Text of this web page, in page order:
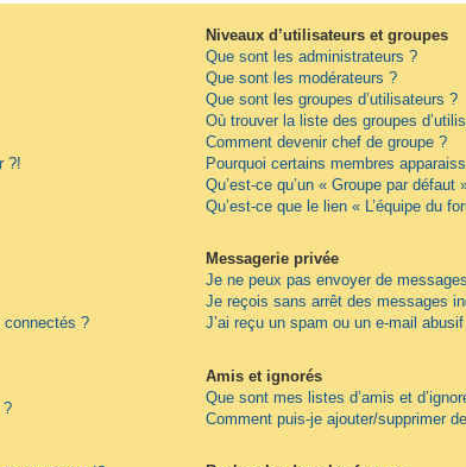
?!
connectés ?
?
Niveaux d’utilisateurs et groupes
Que sont les administrateurs ?
Que sont les modérateurs ?
Que sont les groupes d’utilisateurs ?
Où trouver la liste des groupes
Comment devenir chef de groupe ?
Pourquoi certains membres
Qu’est-ce qu’un « Groupe par défaut
Qu’est-ce que le lien « L’équipe du
Messagerie privée
Je ne peux pas envoyer de
Je reçois sans arrêt des messages
J’ai reçu un spam ou un e-mail
Amis et ignorés
Que sont mes listes d’amis et
Comment puis-je ajouter/supprimer